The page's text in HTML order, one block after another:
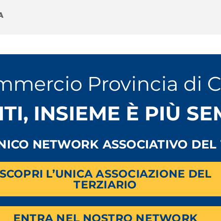
Provincia di
INSIEME È PIÙ
NETWORK ASSOCIATIVO
SCOPRI L’UNICA ASSOCIAZIONE DEL
TERZIARIO
ENTRA NEL NOSTRO NETWORK